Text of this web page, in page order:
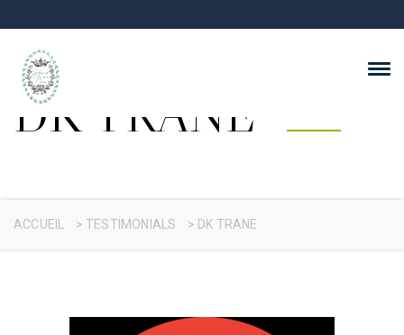
DK TRANE
ACCUEIL >TESTIMONIALS > DK TRANE